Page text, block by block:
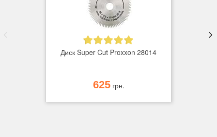
Диск Super Cut Proxxon 28014
625грн.